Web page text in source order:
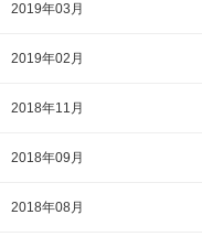
2019年03月
2019年02月
2018年11月
2018年09月
2018年08月